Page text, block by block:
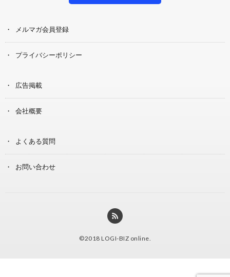
メルマガ会員登録
プライバシーポリシー
広告掲載
会社概要
よくある質問
お問い合わせ
©2018 LOGI-BIZ online